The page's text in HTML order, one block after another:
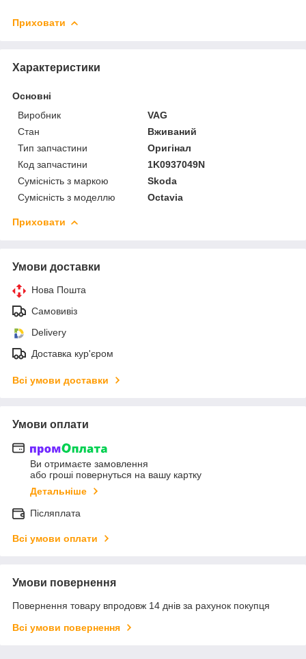
Приховати
Характеристики
Основні
Виробник
VAG
Стан
Вживаний
Тип запчастини
Оригінал
Код запчастини
1K0937049N
Сумісність з маркою
Skoda
Сумісність з моделлю
Octavia
Приховати
Умови доставки
Нова Пошта
Самовивіз
Delivery
Доставка кур'єром
Всі умови доставки
Умови оплати
Ви отримаєте замовлення
або гроші повернуться на вашу картку
Детальніше
Післяплата
Всі умови оплати
Умови повернення
Повернення товару впродовж 14 днів за рахунок покупця
Всі умови повернення